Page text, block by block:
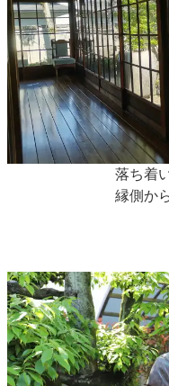
落ち着
縁側か